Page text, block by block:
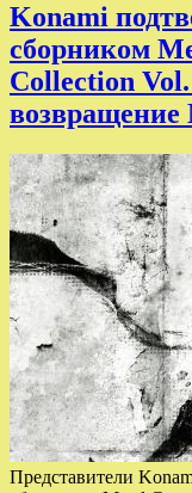
Konami
сборником
Collection
возвращение
Представители